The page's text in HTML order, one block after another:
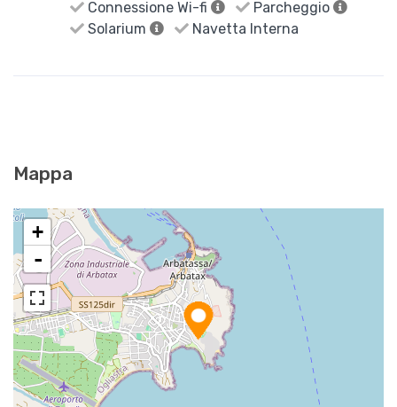
Connessione Wi-fi
Parcheggio
Solarium
Navetta Interna
Mappa
+
-